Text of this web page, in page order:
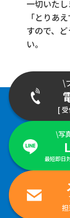
一切いたし
「とりあ
すので、
い。
\
[
\写
最短即日